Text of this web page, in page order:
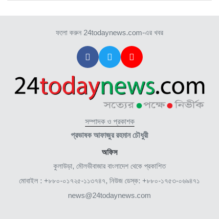
ফলো করুন 24todaynews.com-এর খবর
সম্পাদক ও প্রকাশক
প্রভাষক আফাজুর রহমান চৌধুরী
অফিস
কুলাউড়া, মৌলভীবাজার বাংলাদেশ থেকে প্রকাশিত
মোবাইল : +৮৮০-০১৭২৫-১১৩৭৪৭, নিউজ ডেস্ক: +৮৮০-১৭৫৩-০৬৯৪৭১
news@24todaynews.com